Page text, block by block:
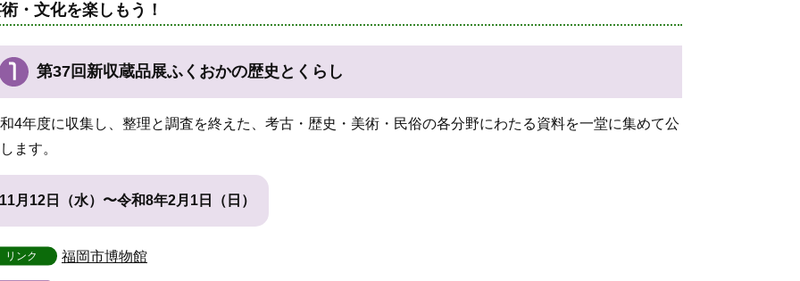
・文化を楽しもう！
第37回新収蔵品展ふくおかの歴史とくらし
4年度に収集し、整理と調査を終えた、考古・歴史・美術・民俗の各分野にわたる資料を一堂に集めて公
ます。
11月12日（水）〜令和8年2月1日（日）
リンク 福岡市博物館